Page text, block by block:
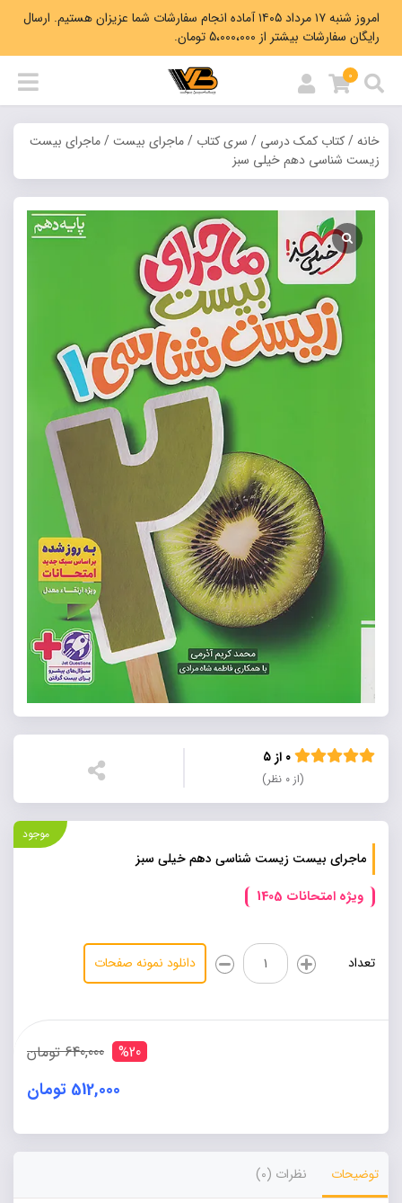
امروز شنبه ۱۷ مرداد ۱۴۰۵ آماده انجام سفارشات شما عزیزان هستیم. ارسال
رایگان سفارشات بیشتر از 5،000،000 تومان.
0
خانه/کتاب کمک درسی / سری کتاب /ماجرای بیست/ ماجرای بیست
زیست شناسی دهم خیلی سبز
(از ۰ نظر)
ماجرای بیست زیست شناسی دهم خیلی سبز
ویژه امتحانات 1405
موجود
تعداد
ماجرای
بیست
زیست
دهم
دانلود نمونه صفحات
%20 640,000 تومان
512,000 تومان
Alternative:
توضیحات نظرات (0)